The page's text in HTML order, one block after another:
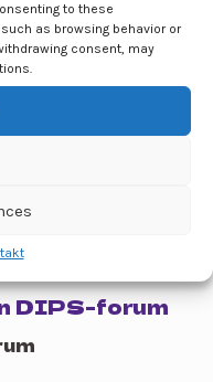
to these
as browsing behavior or
consent, may
DIPS-forum